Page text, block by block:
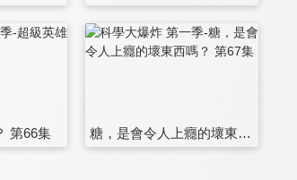
第66集 糖，是會令人上癮的壞東西嗎？ 第67集